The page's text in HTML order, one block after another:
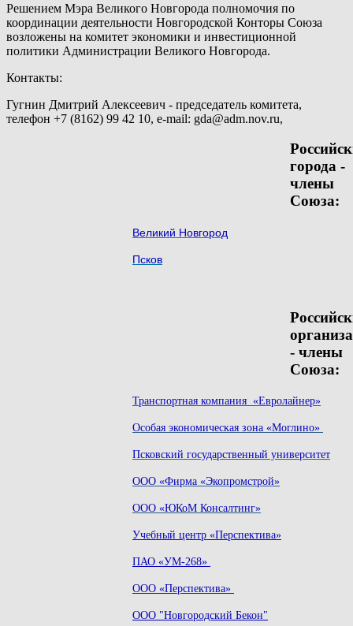
Решением Мэра Великого Новгорода полномочия по
координации деятельности Новгородской Конторы Союза
возложены на комитет экономики и инвестиционной
политики Администрации Великого Новгорода.
Контакты:
Гугнин Дмитрий Алексеевич - председатель комитета,
телефон +7 (8162) 99 42 10, е-mail: gda@adm.nov.ru,
города -
члены
Союза:
Великий Новгород
Псков
- члены
Союза:
Транспортная компания «Евролайнер»
Особая экономическая зона «Моглино»
Псковский государственный университет
ООО «Фирма «Экопромстрой»
ООО «ЮКоМ Консалтинг»
Учебный центр «Перспектива»
ПАО «УМ-268»
ООО «Перспектива»
ООО "Новгородский Бекон"